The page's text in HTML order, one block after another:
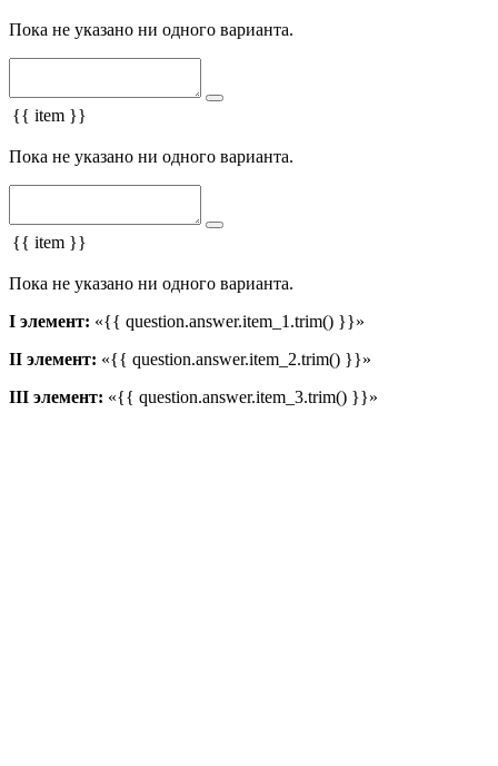
Пока не указано ни одного варианта.
{{ item }}
Пока не указано ни одного варианта.
{{ item }}
Пока не указано ни одного варианта.
I элемент: «{{ question.answer.item_1.trim() }}»
II элемент: «{{ question.answer.item_2.trim() }}»
III элемент: «{{ question.answer.item_3.trim() }}»